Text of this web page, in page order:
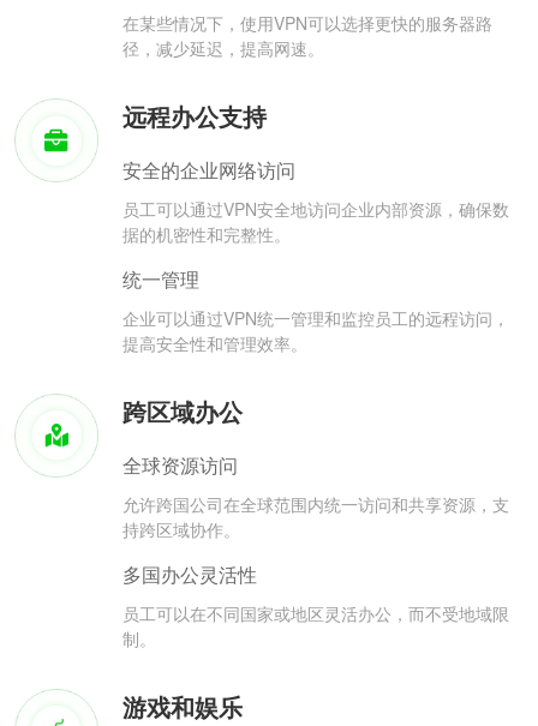
在某些情况下，使用VPN可以选择更快的服务器路
径，减少延迟，提高网速。
远程办公支持
安全的企业网络访问
员工可以通过VPN安全地访问企业内部资源，确保数
据的机密性和完整性。
统一管理
企业可以通过VPN统一管理和监控员工的远程访问，
提高安全性和管理效率。
跨区域办公
全球资源访问
允许跨国公司在全球范围内统一访问和共享资源，支
持跨区域协作。
多国办公灵活性
员工可以在不同国家或地区灵活办公，而不受地域限
制。
游戏和娱乐